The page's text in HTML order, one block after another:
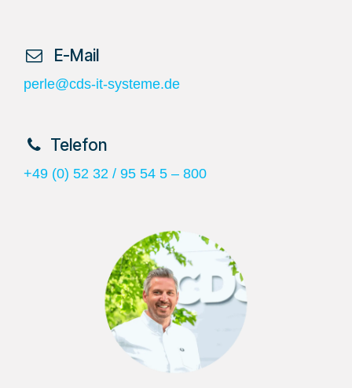
​ E-Mail
perle@cds-it-systeme.de
​Telefon
+49 (0) 52 32 / 95 54 5 – 800